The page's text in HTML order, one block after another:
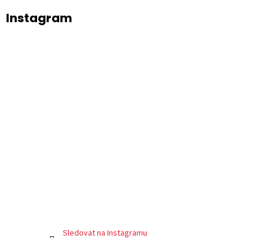
Instagram
Sledovat na Instagramu